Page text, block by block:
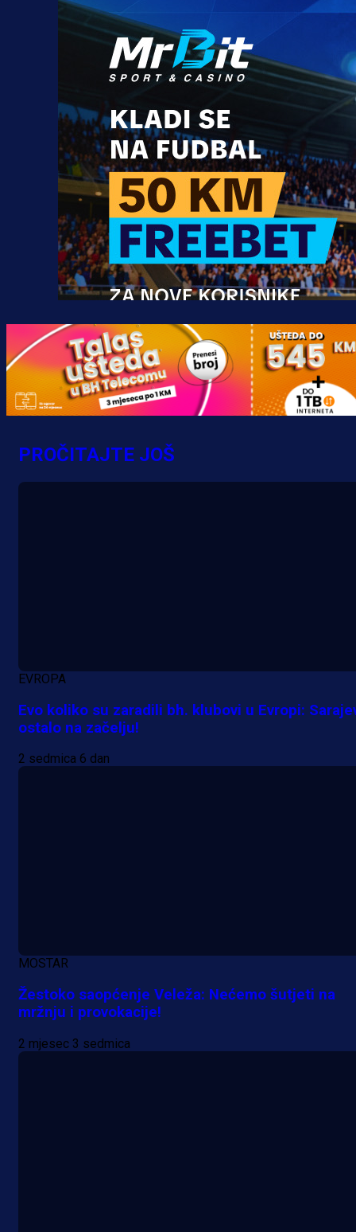
Promo vijesti
MrBit: Isprati kvalifikacije za
evropska takmičenja i preuzmi
bonus dobrodošlice!
PROČITAJTE JOŠ
EVROPA
Evo koliko su zaradili bh. klubovi u Evropi:
ostalo na začelju!
2 sedmica 6 dan
MOSTAR
Žestoko saopćenje Veleža: Nećemo šutjeti na
mržnju i provokacije!
2 mjesec 3 sedmica